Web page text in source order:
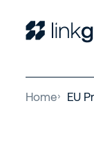
Home EU